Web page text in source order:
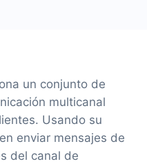
un conjunto de
multicanal
Usando su
enviar mensajes de
del canal de